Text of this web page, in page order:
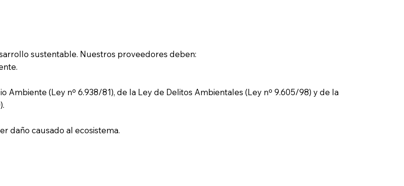
sustentable. Nuestros proveedores deben:
Ambiente (Ley nº 6.938/81), de la Ley de Delitos Ambientales (Ley nº 9.605/98) y de la
daño causado al ecosistema.